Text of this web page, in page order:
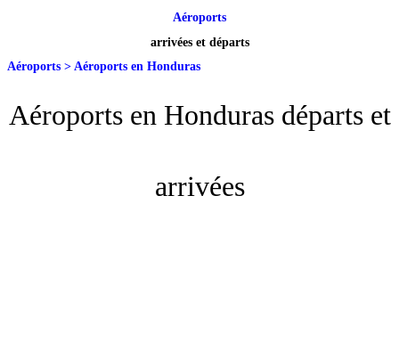
Aéroports
arrivées et départs
Aéroports > Aéroports en Honduras
Aéroports en Honduras départs et
arrivées